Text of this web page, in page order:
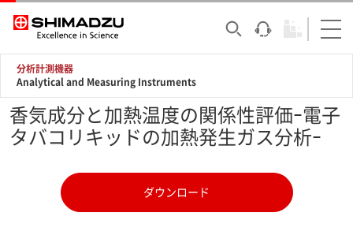
分析計測機器
Analytical and Measuring Instruments
香気成分と加熱温度の関係性評価ｰ電子
タバコリキッドの加熱発生ガス分析ｰ
ダウンロード